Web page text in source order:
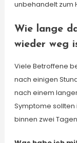
unbehandelt zum
Wie lange
wieder weg
Viele Betroffene
nach einigen
nach einem
Symptome
binnen zwei